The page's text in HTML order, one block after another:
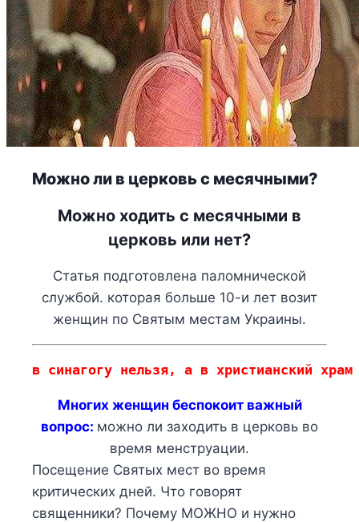
Можно ли в церковь с месячными?
Можно ходить с месячными в
церковь или нет?
Статья подготовлена паломнической
службой. которая больше 10-и лет возит
женщин по Святым местам Украины.
в синагогу нельзя, а в христианский храм
Многих женщин беспокоит важный
вопрос: можно ли заходить в церковь во
время менструации.
Посещение Святых мест во время
критических дней. Что говорят
священники? Почему МОЖНО и нужно